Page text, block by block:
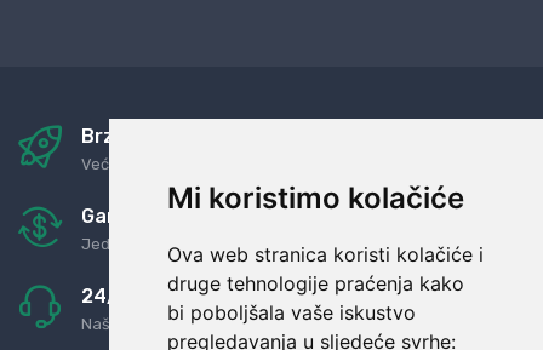
Mi koristimo kolačiće
Ova web stranica koristi kolačiće i
druge tehnologije praćenja kako
bi poboljšala vaše iskustvo
pregledavanja u sljedeće svrhe:
Brza i sigurna dostava
Već za nekoliko dana kod vas
Garancija u povrat novaca
Jednostavno pravilo: Roba za novac
24/7 odlična podrška
Naši agenti uvijek na raspolaganju